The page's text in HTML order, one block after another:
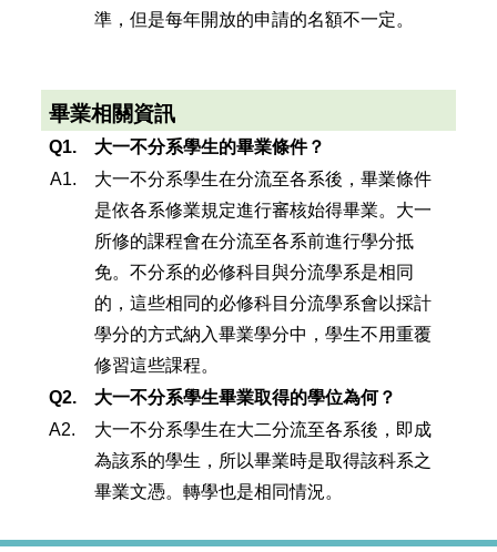
準，但是每年開放的申請的名額不一定。
畢業相關資訊
Q1.
大一不分系學生的畢業條件？
A1.
大一不分系學生在分流至各系後，畢業條件
是依各系修業規定進行審核始得畢業。大一
所修的課程會在分流至各系前進行學分抵
免。不分系的必修科目與分流學系是相同
的，這些相同的必修科目分流學系會以採計
學分的方式納入畢業學分中，學生不用重覆
修習這些課程。
Q2.
大一不分系學生畢業取得的學位為何？
A2.
大一不分系學生在大二分流至各系後，即成
為該系的學生，所以畢業時是取得該科系之
畢業文憑。轉學也是相同情況。